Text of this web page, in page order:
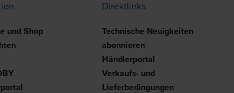
und Shop
Direktlinks
Technische Neuigkeiten
abonnieren
Händlerportal
Verkaufs- und
Lieferbedingungen